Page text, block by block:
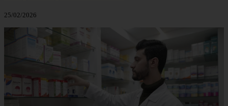
25/02/2026